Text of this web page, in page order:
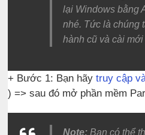
lại Windows bằng
nhé. Tức là chúng
hành cũ và cài
+ Bước 1: Bạn hãytruy cập
) => sau đó mở phần mềm
Note: Bạn có thể